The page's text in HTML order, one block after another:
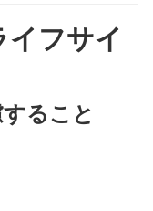
フサイ
ること